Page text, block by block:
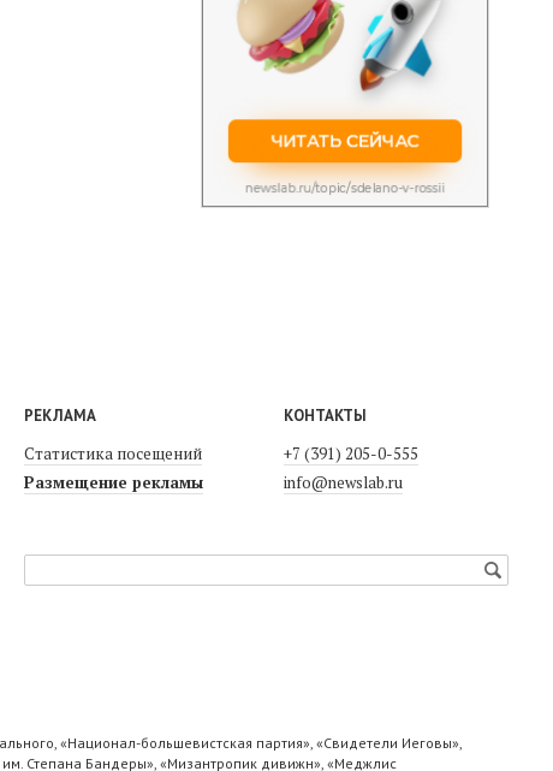
РЕКЛАМА
Статистика посещений
Размещение рекламы
КОНТАКТЫ
+7 (391) 205-0-555
info@newslab.ru
«Национал-большевистская партия», «Свидетели Иеговы»,
Степана Бандеры», «Мизантропик дивижн», «Меджлис